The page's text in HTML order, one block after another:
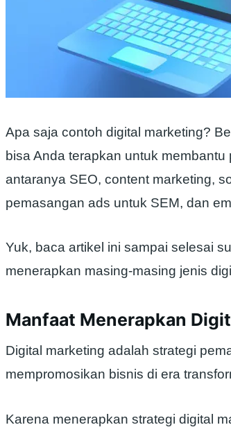
Apa saja contoh digital marketing?
bisa Anda terapkan untuk
antaranya SEO, content marketing,
pemasangan ads untuk SEM, dan
Yuk, baca artikel ini sampai selesai
menerapkan masing-masing jenis
Manfaat Menerapkan
Digital marketing adalah strategi
mempromosikan bisnis di era
Karena menerapkan strategi digital